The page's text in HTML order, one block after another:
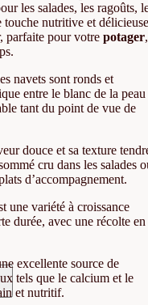
les salades, les ragoûts,
touche nutritive et
parfaite pour votre potager,
navets sont ronds et
entre le blanc de la peau
tant du point de vue de
douce et sa texture
cru dans les salades
d’accompagnement.
une variété à croissance
durée, avec une récolte en
excellente source de
tels que le calcium et le
et nutritif.